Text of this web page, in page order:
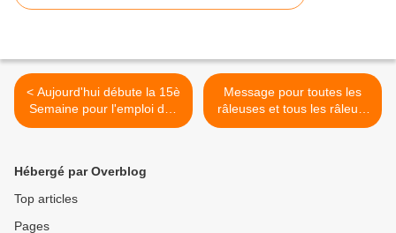
< Aujourd'hui débute la 15è
Semaine pour l'emploi des
personnes handicapées
Message pour toutes les
râleuses et tous les râleurs
d'Aulnay-sous-Bois >
Hébergé par Overblog
Top articles
Pages